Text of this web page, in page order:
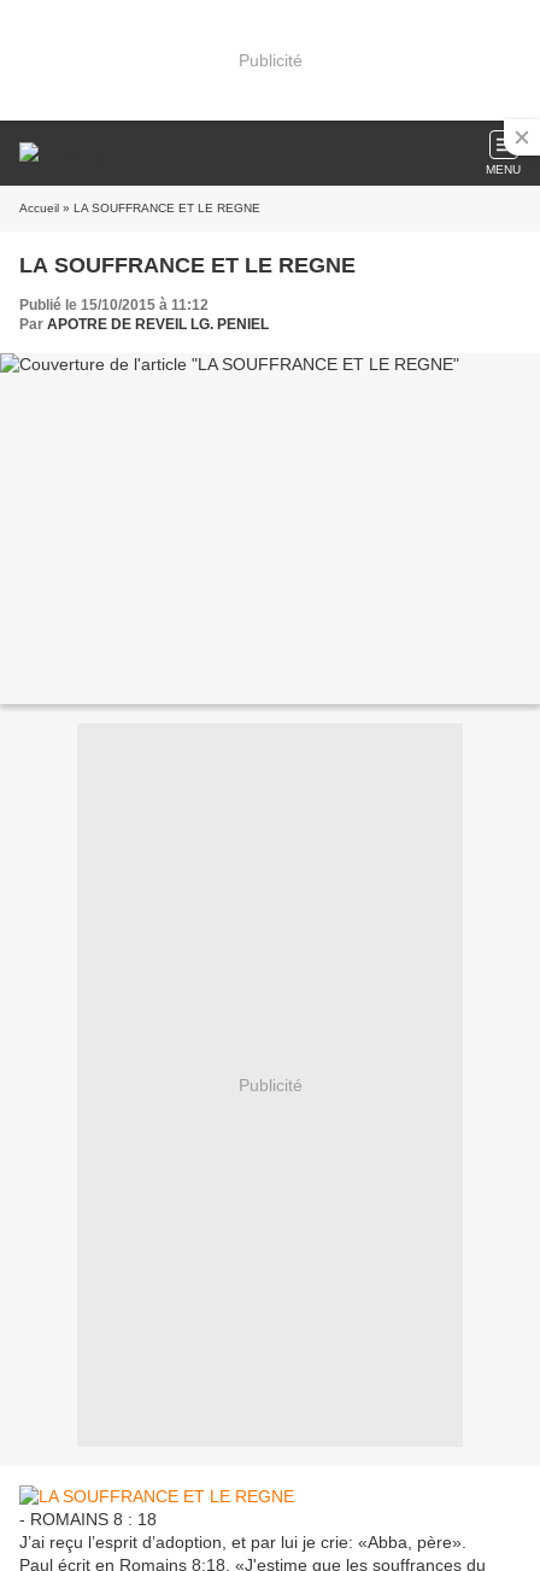
Publicité
MENU
Accueil » LA SOUFFRANCE ET LE REGNE
LA SOUFFRANCE ET LE REGNE
Publié le 15/10/2015 à 11:12
Par APOTRE DE REVEIL LG. PENIEL
Publicité
- ROMAINS 8 : 18
J’ai reçu l’esprit d’adoption, et par lui je crie: «Abba, père».
Paul écrit en Romains 8:18, «J'estime que les souffrances du